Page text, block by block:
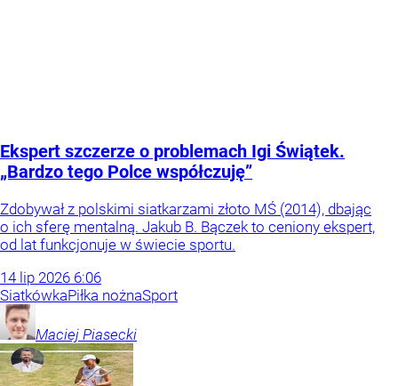
Ekspert szczerze o problemach Igi Świątek.
„Bardzo tego Polce współczuję”
Zdobywał z polskimi siatkarzami złoto MŚ (2014), dbając
o ich sferę mentalną. Jakub B. Bączek to ceniony ekspert,
od lat funkcjonuje w świecie sportu.
14 lip 2026 6:06
SiatkówkaPiłka nożnaSport
Maciej Piasecki